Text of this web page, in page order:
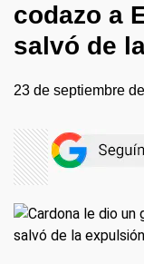
codazo a
salvó de
23 de septiembre